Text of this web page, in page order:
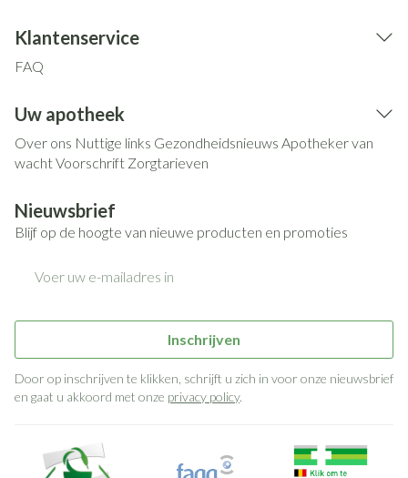
Klantenservice
FAQ
Uw apotheek
Over ons Nuttige links Gezondheidsnieuws Apotheker van
wachtVoorschrift Zorgtarieven
Nieuwsbrief
Blijf op de hoogte van nieuwe producten en promoties
Inschrijven
Door op inschrijven te klikken, schrijft u zich in voor onze nieuwsbrief
en gaat u akkoord met onze privacy policy.